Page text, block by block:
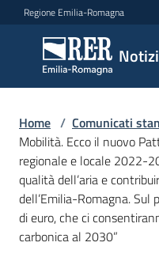
Vai al contenuto
Vai alla navigazione
Vai al footer
Regione Emilia-Romagna
Notizie
Comunicati
stampa
Menu selezionato
Cerca
un
comunicato
Home / Comunicati
Mobilità. Ecco il nuovo
regionale e locale 2022-
qualità dell’aria e
dell’Emilia-Romagna.
di euro, che ci
carbonica al 2030”